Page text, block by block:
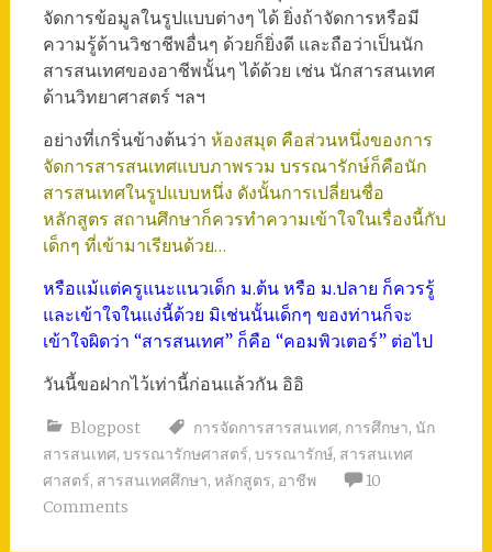
จัดการข้อมูลในรูปแบบต่างๆ ได้ ยิ่งถ้าจัดการหรือมี
ความรู้ด้านวิชาชีพอื่นๆ ด้วยก็ยิ่งดี และถือว่าเป็นนัก
สารสนเทศของอาชีพนั้นๆ ได้ด้วย เช่น นักสารสนเทศ
ด้านวิทยาศาสตร์ ฯลฯ
อย่างที่เกริ่นข้างต้นว่า ห้องสมุด คือส่วนหนึ่งของการ
จัดการสารสนเทศแบบภาพรวม บรรณารักษ์ก็คือนัก
สารสนเทศในรูปแบบหนึ่ง ดังนั้นการเปลี่ยนชื่อ
หลักสูตร สถานศึกษาก็ควรทำความเข้าใจในเรื่องนี้กับ
เด็กๆ ที่เข้ามาเรียนด้วย…
หรือแม้แต่ครูแนะแนวเด็ก ม.ต้น หรือ ม.ปลาย ก็ควรรู้
และเข้าใจในแง่นี้ด้วย มิเช่นนั้นเด็กๆ ของท่านก็จะ
เข้าใจผิดว่า “สารสนเทศ” ก็คือ “คอมพิวเตอร์” ต่อไป
วันนี้ขอฝากไว้เท่านี้ก่อนแล้วกัน อิอิ
Blogpost การจัดการสารสนเทศ, การศึกษา, นัก
สารสนเทศ, บรรณารักษศาสตร์, บรรณารักษ์, สารสนเทศ
ศาสตร์, สารสนเทศศึกษา, หลักสูตร, อาชีพ
10
Comments